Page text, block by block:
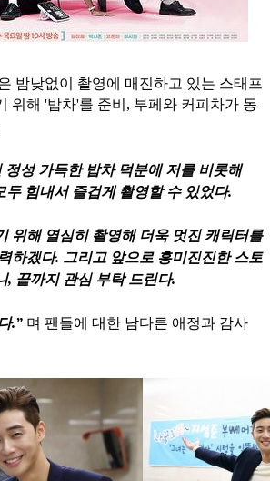
밤낮없이 촬영에 매진하고 있는 스태프
위해 '밥차'를 준비, 부페와 커피차가 동
성 가득한 밥차 덕분에 저를 비롯해
두 힘내서 즐겁게 촬영할 수 있었다.
위해 열심히 촬영해 더욱 멋진 캐릭터를
하겠다. 그리고 앞으로 흥미진진한 스토
, 끝까지 관심 부탁 드린다.
.” 며 팬들에 대한 남다른 애정과 감사